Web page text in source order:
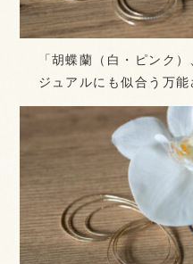
「胡蝶蘭（白・ピンク
ジュアルにも似合う万能